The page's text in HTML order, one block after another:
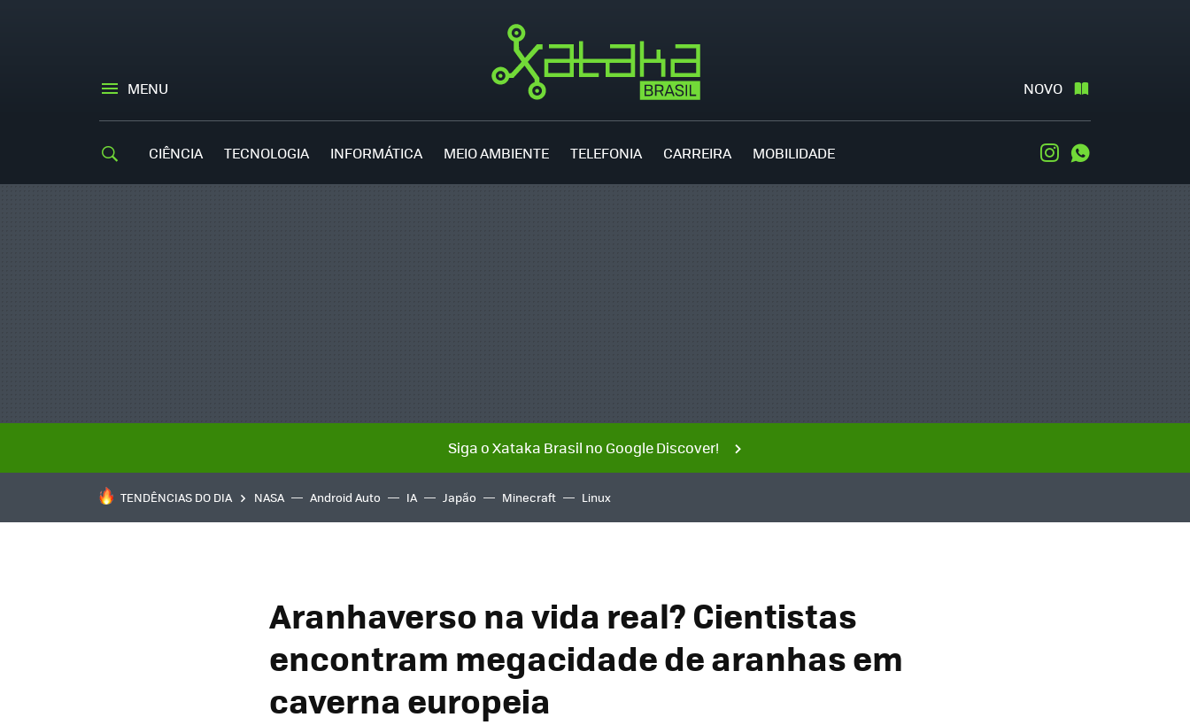
MENU NOVO
CIÊNCIA TECNOLOGIA INFORMÁTICA MEIO AMBIENTE TELEFONIA CARREIRA MOBILIDADE Instagram
Siga o Xataka Brasil no Google Discover!
TENDÊNCIAS DO DIA NASA Android Auto IA Japão Minecraft Linux
Aranhaverso na vida real? Cientistas
encontram megacidade de aranhas em
caverna europeia